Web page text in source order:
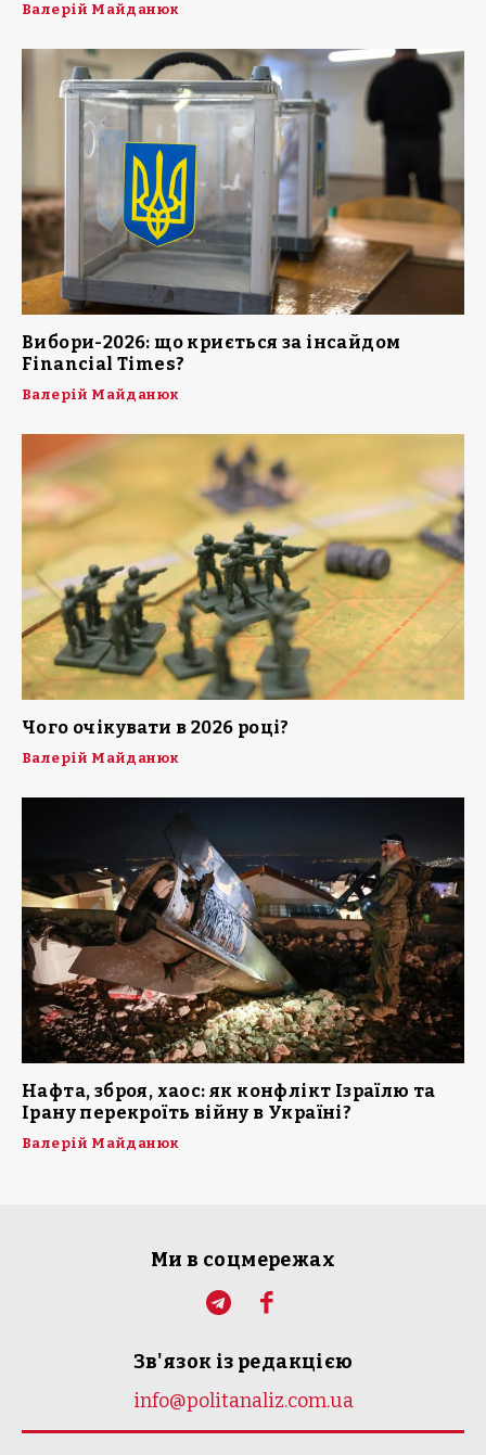
Валерій Майданюк
Вибори-2026: що криється за інсайдом
Financial Times?
Валерій Майданюк
Чого очікувати в 2026 році?
Валерій Майданюк
Нафта, зброя, хаос: як конфлікт Ізраїлю та
Ірану перекроїть війну в Україні?
Валерій Майданюк
Ми в соцмережах
Зв'язок із редакцією
info@politanaliz.com.ua